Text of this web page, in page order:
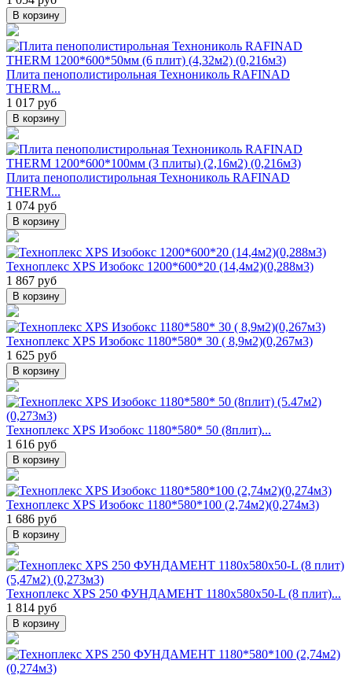
В корзину
Плита пенополистирольная Технониколь RAFINAD
THERM...
1 017 руб
В корзину
Плита пенополистирольная Технониколь RAFINAD
THERM...
1 074 руб
В корзину
Техноплекс XPS Изобокс 1200*600*20 (14,4м2)(0,288м3)
1 867 руб
В корзину
Техноплекс XPS Изобокс 1180*580* 30 ( 8,9м2)(0,267м3)
1 625 руб
В корзину
Техноплекс XPS Изобокс 1180*580* 50 (8плит)...
1 616 руб
В корзину
Техноплекс XPS Изобокс 1180*580*100 (2,74м2)(0,274м3)
1 686 руб
В корзину
Техноплекс XPS 250 ФУНДАМЕНТ 1180х580х50-L (8 плит)...
1 814 руб
В корзину